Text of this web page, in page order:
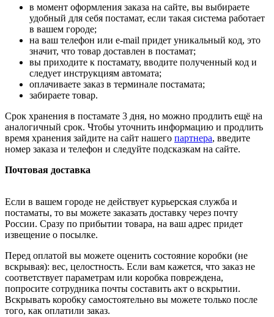
в момент оформления заказа на сайте, вы выбираете
удобный для себя постамат, если такая система работает
в вашем городе;
на ваш телефон или e-mail придет уникальный код, это
значит, что товар доставлен в постамат;
вы приходите к постамату, вводите полученный код и
следует инструкциям автомата;
оплачиваете заказ в терминале постамата;
забираете товар.
Срок хранения в постамате 3 дня, но можно продлить ещё на
аналогичный срок. Чтобы уточнить информацию и продлить
время хранения зайдите на сайт нашего партнера, введите
номер заказа и телефон и следуйте подсказкам на сайте.
Почтовая доставка
Если в вашем городе не действует курьерская служба и
постаматы, то вы можете заказать доставку через почту
России. Сразу по прибытии товара, на ваш адрес придет
извещение о посылке.
Перед оплатой вы можете оценить состояние коробки (не
вскрывая): вес, целостность. Если вам кажется, что заказ не
соответствует параметрам или коробка повреждена,
попросите сотрудника почты составить акт о вскрытии.
Вскрывать коробку самостоятельно вы можете только после
того, как оплатили заказ.